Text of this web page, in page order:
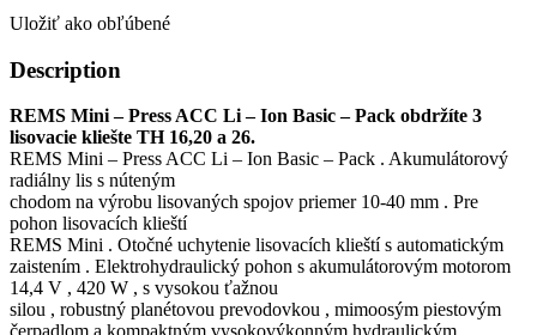
Uložiť ako obľúbené
Description
REMS Mini – Press ACC Li – Ion Basic – Pack obdržíte 3
lisovacie kliešte TH 16,20 a 26.
REMS Mini – Press ACC Li – Ion Basic – Pack . Akumulátorový
radiálny lis s núteným
chodom na výrobu lisovaných spojov priemer 10-40 mm . Pre
pohon lisovacích klieští
REMS Mini . Otočné uchytenie lisovacích klieští s automatickým
zaistením . Elektrohydraulický pohon s akumulátorovým motorom
14,4 V , 420 W , s vysokou ťažnou
silou , robustný planétovou prevodovkou , mimoosým piestovým